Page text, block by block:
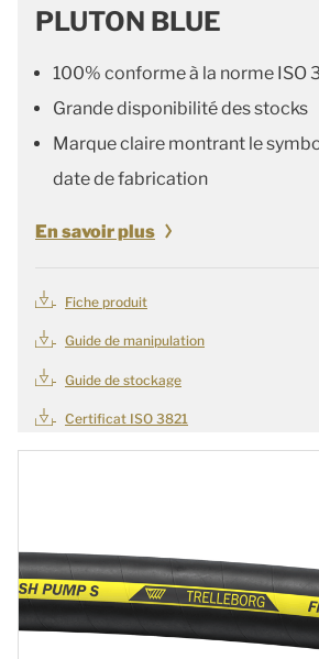
PLUTON BLUE
100% conforme à la norme ISO
Grande disponibilité des stocks
Marque claire montrant le
date de fabrication
En savoir plus
Fiche produit
Guide de manipulation
Guide de stockage
Certificat ISO 3821